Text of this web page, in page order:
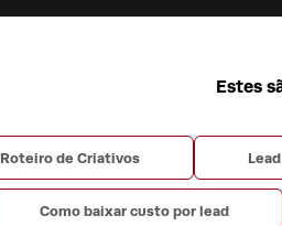
Estes
Roteiro de Criativos
Como baixar custo por lead